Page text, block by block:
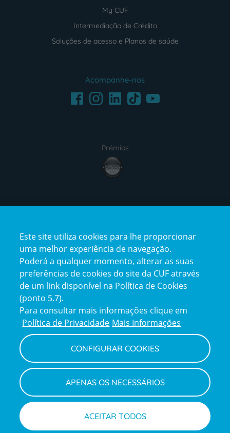
My CUF
Intermediação de Crédito
Soluções de acesso e Planos de saúde
Acompanhe-nos
FacebookInstagramLinkedInTikTokYoutube
Prémios
award4
certification2certification3
Reclamações
e
elogios
Policy
Política de Privacidade e Cookies
Termos e Condições
Declaração de Acessibilidade
Canal de Denúncias
Informações legais
Este site utiliza cookies para lhe proporcionar
uma melhor experiência de navegação.
Poderá a qualquer momento, alterar as suas
preferências de cookies do site da CUF através
de um link disponível na Política de Cookies
(ponto 5.7).
Para consultar mais informações clique em
Política de Privacidade Mais Informações
CONFIGURAR COOKIES
APENAS OS NECESSÁRIOS
ACEITAR TODOS